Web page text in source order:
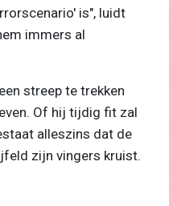
is", luidt
immers al
streep te trekken
Of hij tijdig fit zal
alleszins dat de
zijn vingers kruist.